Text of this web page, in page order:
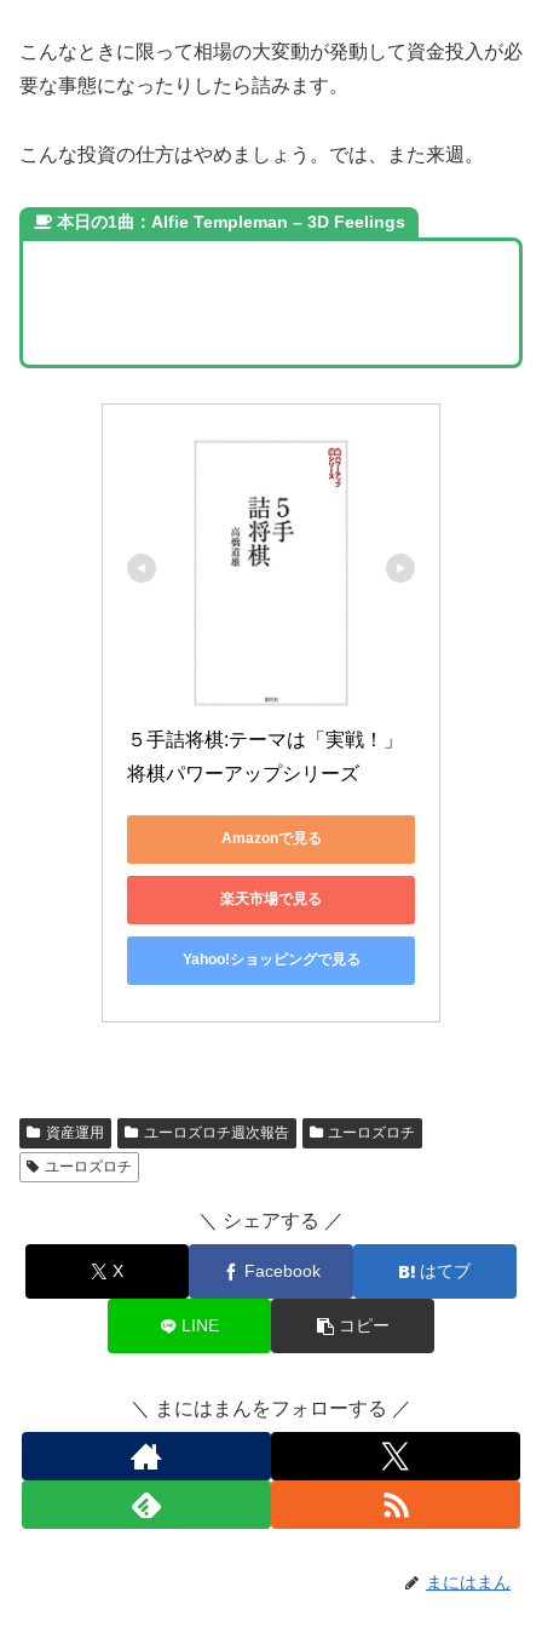
こんなときに限って相場の大変動が発動して資金投入が必
要な事態になったりしたら詰みます。
こんな投資の仕方はやめましょう。では、また来週。
本日の1曲：Alfie Templeman – 3D Feelings
５手詰将棋:テーマは「実戦！」
将棋パワーアップシリーズ
Amazonで見る
楽天市場で見る
Yahoo!ショッピングで見る
資産運用 ユーロズロチ週次報告
ユーロズロチ
ユーロズロチ
＼ シェアする ／
X Facebook はてブ
LINE コピー
＼ まにはまんをフォローする ／
まにはまん